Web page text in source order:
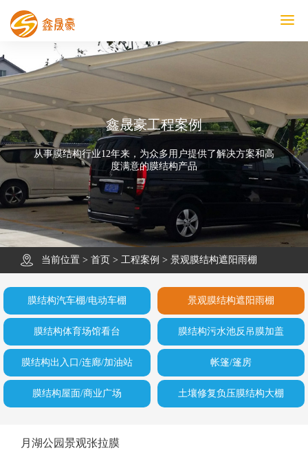
鑫晟豪首页
膜结构车棚
污水池反吊膜加盖
鑫晟豪资讯
关于鑫晟豪
联系鑫晟豪
鑫晟豪工程案例
从事膜结构行业12年来，为众多用户提供了解决方案和高
度满意的膜结构产品
当前位置 > 首页 > 工程案例 > 景观膜结构遮阳雨棚
膜结构汽车棚/电动车棚 景观膜结构遮阳雨棚
膜结构体育场馆看台 膜结构污水池反吊膜加盖
膜结构出入口/连廊/加油站 帐篷/篷房
膜结构屋面/商业广场 土壤修复负压膜结构大棚
月湖公园景观张拉膜